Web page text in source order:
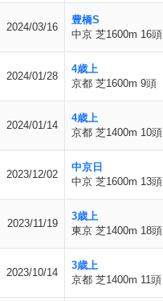
2024/03/16
豊橋S
中京 芝1600m 16頭
2024/01/28
4歳上
京都 芝1600m 9頭
2024/01/14
4歳上
京都 芝1400m 10頭
2023/12/02
中京日
中京 芝1600m 13頭
2023/11/19
3歳上
東京 芝1400m 18頭
2023/10/14
3歳上
京都 芝1400m 11頭